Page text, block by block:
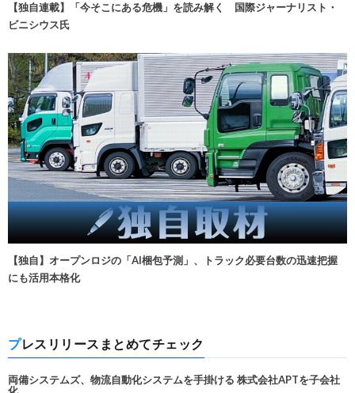
【独自連載】「今そこにある危機」を読み解く 国際ジャーナリスト・
ビニシウス氏
【独自】オープンロジの「AI梱包予測」、トラック必要台数の迅速把握
にも活用本格化
プレスリリースまとめてチェック
両備システムズ、物流自動化システムを手掛ける 株式会社APTを子会社
化